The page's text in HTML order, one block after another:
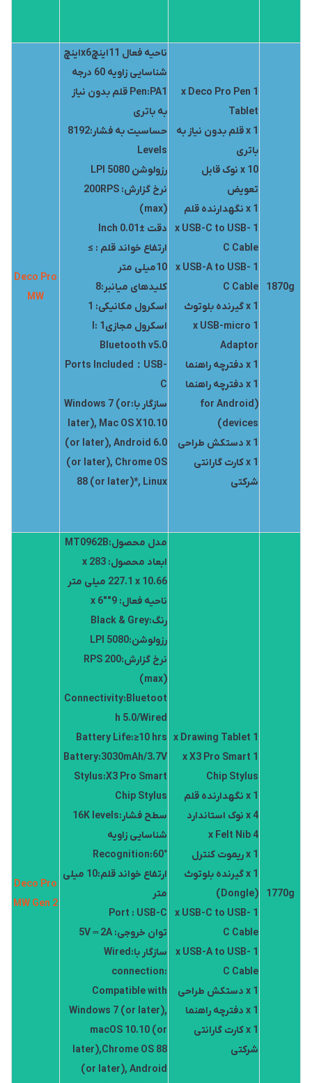
1870g
1 x Deco Pro Pen
Tablet
1 x قلم بدون نیاز به
باتری
10 x نوک قابل
تعویض
1 x نگهدارنده قلم
1 x USB-C to USB-
C Cable
1 x USB-A to USB-
C Cable
1 x گیرنده بلوتوث
1 x USB-micro
Adaptor
1 x دفترچه راهنما
1 x دفترچه راهنما
(for Android
devices)
1 x دستکش طراحی
1 x کارت گارانتی
شرکتی
ناحیه فعال 11اینچx6اینچ
شناسایی زاویه 60 درجه
Pen:PA1 قلم بدون نیاز
به باتری
حساسیت به فشار:8192
Levels
رزولوشن 5080 LPI
نرخ گزارش: 200RPS
(max)
دقت ±0.01 Inch
ارتفاع خواند قلم : ≥
10میلی متر
کلیدهای میانبر:8
اسکرول مکانیکی: 1
اسکرول مجازیl: 1
Bluetooth v5.0
Ports Included：USB-
C
سازگار با:Windows 7 (or
later), Mac OS X10.10
(or later), Android 6.0
(or later), Chrome OS
88 (or later)*, Linux
Deco Pro
MW
1770g
1 x Drawing Tablet
1 x X3 Pro Smart
Chip Stylus
1 x نگهدارنده قلم
4 x نوک استاندارد
4 x Felt Nib
1 x ریموت کنترل
1 x گیرنده بلوتوث
(Dongle)
1 x USB-C to USB-
C Cable
1 x USB-A to USB-
C Cable
1 x دستکش طراحی
1 x دفترچه راهنما
1 x کارت گارانتی
شرکتی
مدل محصول:MT0962B
ابعاد محصول: 283 x
227.1 x 10.66 میلی متر
ناحیه فعال: 9″x 6″
رنگ:Black & Grey
رزولوشن:5080 LPI
نرخ گزارش:200 RPS
(max)
Connectivity:Bluetoot
h 5.0/Wired
Battery Life:≥10 hrs
Battery:3030mAh/3.7V
Stylus:X3 Pro Smart
Chip Stylus
سطح فشار:16K levels
شناسایی زاویه
Recognition:60°
ارتفاع خواند قلم:10 میلی
متر
Port : USB-C
توان خروجی: 5V ⎓ 2A
سازگار با:Wired
connection:
Compatible with
Windows 7 (or later),
macOS 10.10 (or
later),Chrome OS 88
(or later), Android
Deco Pro
MW Gen 2